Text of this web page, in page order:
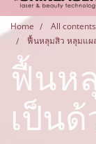
Home All contents
ฟื้นหลุมสิว หลุมแผ
ฟื้นห
เป็น